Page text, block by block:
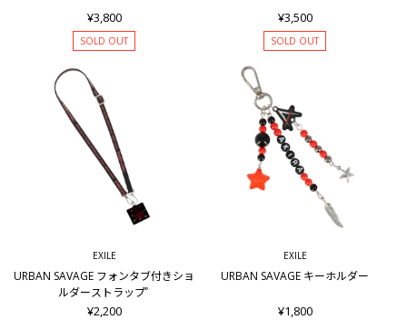
¥3,800
SOLD OUT
¥3,500
SOLD OUT
EXILE
URBAN SAVAGE フォンタブ付きショ
ルダーストラップﾟ
¥2,200
EXILE
URBAN SAVAGE キーホルダー
¥1,800